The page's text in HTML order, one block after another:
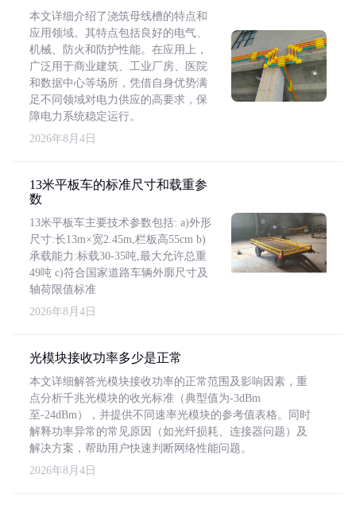
本文详细介绍了浇筑母线槽的特点和
应用领域。其特点包括良好的电气、
机械、防火和防护性能。在应用上，
广泛用于商业建筑、工业厂房、医院
和数据中心等场所，凭借自身优势满
足不同领域对电力供应的高要求，保
障电力系统稳定运行。
2026年8月4日
13米平板车的标准尺寸和载重参
数
13米平板车主要技术参数包括: a)外形
尺寸:长13m×宽2.45m,栏板高55cm b)
承载能力:标载30-35吨,最大允许总重
49吨 c)符合国家道路车辆外廓尺寸及
轴荷限值标准
2026年8月4日
光模块接收功率多少是正常
本文详细解答光模块接收功率的正常范围及影响因素，重
点分析千兆光模块的收光标准（典型值为-3dBm
至-24dBm），并提供不同速率光模块的参考值表格。同时
解释功率异常的常见原因（如光纤损耗、连接器问题）及
解决方案，帮助用户快速判断网络性能问题。
2026年8月4日